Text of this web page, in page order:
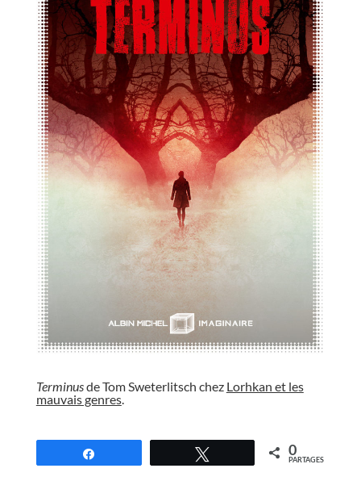
Terminusde Tom Sweterlitsch chez Lorhkan et les
mauvais genres.
0
PARTAGES